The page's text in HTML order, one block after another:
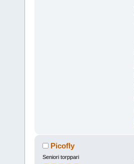
Picofly
Seniori torppari